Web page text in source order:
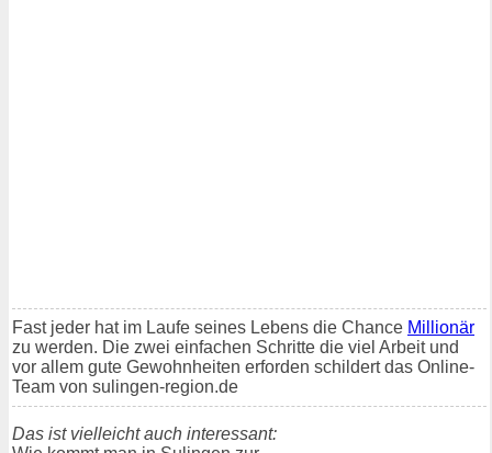
Fast jeder hat im Laufe seines Lebens die Chance Millionär
zu werden. Die zwei einfachen Schritte die viel Arbeit und
vor allem gute Gewohnheiten erforden schildert das Online-
Team von sulingen-region.de
Das ist vielleicht auch interessant: